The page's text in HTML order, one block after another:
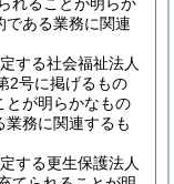
である業務に関連
する社会福祉法人
2号に掲げるもの
とが明らかなもの
務に関連するも
する更生保護法人